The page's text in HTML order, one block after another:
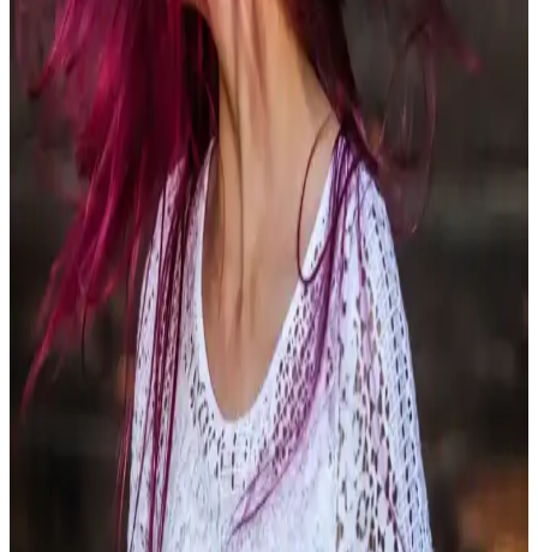
Buzlu çikolata kahve saç rengi, sıcak kahve tonları ile soğuk alt
tonların dengesiyle modern ve doğal bir görünüm sunar. Doğru
bakım ve uygulama ile saçlarda uzun süre parlaklık sağlar.
3 Numara Gri Saç: Kozmetik ve Bakım Açısından
Kapsamlı Bir İnceleme
3 numara gri saç ifadesi kozmetik ve bakımda spesifik bilgi
sunmuyor. Gri saçın doğal yapısı, tonları ve bakımında nemlendirme
ile güçlendirme ön plandadır. Detaylar için sektör kaynakları önerilir.
Kalıcı Saç Boyası Kaç Ay Kalır? Saç Boyasının
Kalıcılık Süresi ve Etkileri
Kalıcı saç boyaları saçta ortalama 8 hafta kalıcıdır ve tamamen
çıkması yaklaşık 3 ay sürer. Palette 7-0 Kumral gibi ürünler kalıcılık
ve bakım sağlar. Raf ömrü ise yaklaşık 3 yıldır.
Vişne Çürüğü Saç Rengi: Derinlik ve Çekiciliğin
Modern Yansıması
Vişne çürüğü saç rengi, kırmızı ve mor tonlarının birleşimiyle derin
ve parlak bir görünüm sağlar. Profesyonel uygulama ve düzenli
bakım ile uzun süre canlı kalır, kişisel stile uyum sağlar.